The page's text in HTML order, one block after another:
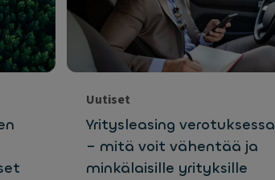
Uutiset
Yritysleasing verotuksessa
– mitä voit vähentää ja
minkälaisille yrityksille